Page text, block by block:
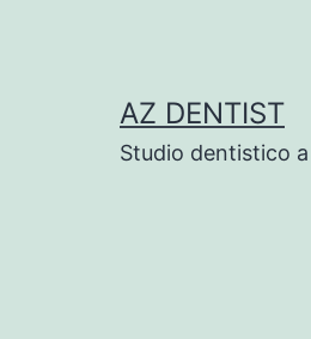
AZ DENTIST
Studio dentistico